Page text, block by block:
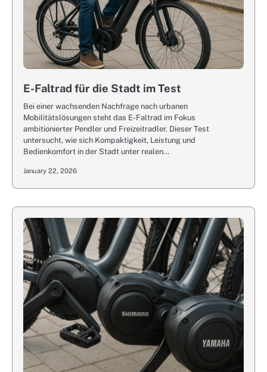
E-Faltrad für die Stadt im Test
Bei einer wachsenden Nachfrage nach urbanen
Mobilitätslösungen steht das E-Faltrad im Fokus
ambitionierter Pendler und Freizeitradler. Dieser Test
untersucht, wie sich Kompaktigkeit, Leistung und
Bedienkomfort in der Stadt unter realen…
January 22, 2026